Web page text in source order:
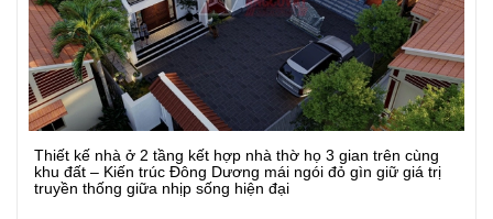
Xem Chi Tiết
Thiết kế nhà ở 2 tầng kết hợp nhà thờ họ 3 gian trên cùng
khu đất – Kiến trúc Đông Dương mái ngói đỏ gìn giữ giá trị
truyền thống giữa nhịp sống hiện đại